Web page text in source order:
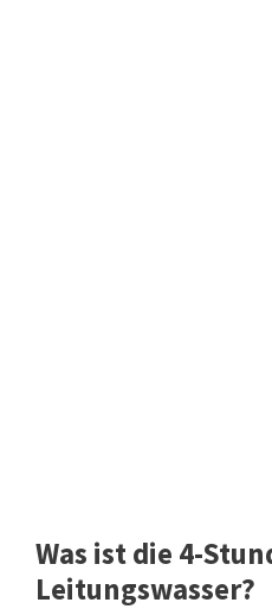
Was ist die 4-
Leitungswasser?